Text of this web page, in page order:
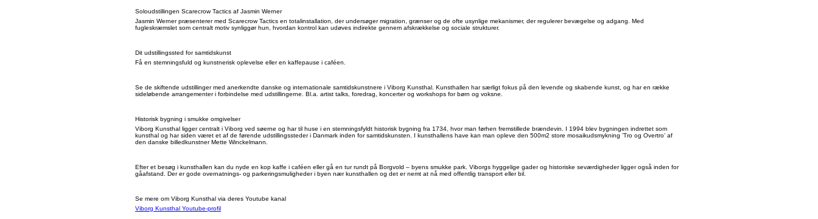
Soloudstillingen Scarecrow Tactics af Jasmin Werner
Jasmin Werner præsenterer med Scarecrow Tactics en totalinstallation, der undersøger migration, grænser og de ofte usynlige mekanismer, der regulerer bevægelse og adgang. Med
fugleskræmslet som centralt motiv synliggør hun, hvordan kontrol kan udøves indirekte gennem afskrækkelse og sociale strukturer.
Dit udstillingssted for samtidskunst
Få en stemningsfuld og kunstnerisk oplevelse eller en kaffepause i caféen.
Se de skiftende udstillinger med anerkendte danske og internationale samtidskunstnere i Viborg Kunsthal. Kunsthallen har særligt fokus på den levende og skabende kunst, og har en række
sideløbende arrangementer i forbindelse med udstillingerne. Bl.a. artist talks, foredrag, koncerter og workshops for børn og voksne.
Historisk bygning i smukke omgivelser
Viborg Kunsthal ligger centralt i Viborg ved søerne og har til huse i en stemningsfyldt historisk bygning fra 1734, hvor man førhen fremstillede brændevin. I 1994 blev bygningen indrettet som
kunsthal og har siden været et af de førende udstillingssteder i Danmark inden for samtidskunsten. I kunsthallens have kan man opleve den 500m2 store mosaikudsmykning ’Tro og Overtro’ af
den danske billedkunstner Mette Winckelmann.
Efter et besøg i kunsthallen kan du nyde en kop kaffe i caféen eller gå en tur rundt på Borgvold – byens smukke park. Viborgs hyggelige gader og historiske seværdigheder ligger også inden for
gåafstand. Der er gode overnatnings- og parkeringsmuligheder i byen nær kunsthallen og det er nemt at nå med offentlig transport eller bil.
Se mere om Viborg Kunsthal via deres Youtube kanal
Viborg Kunsthal Youtube-profil